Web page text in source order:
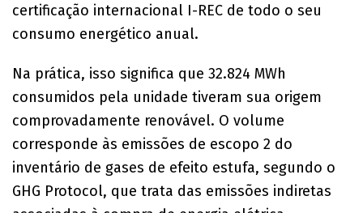
certificação internacional I-REC de todo o seu
consumo energético anual.
Na prática, isso significa que 32.824 MWh
consumidos pela unidade tiveram sua origem
comprovadamente renovável. O volume
corresponde às emissões de escopo 2 do
inventário de gases de efeito estufa, segundo o
GHG Protocol, que trata das emissões indiretas